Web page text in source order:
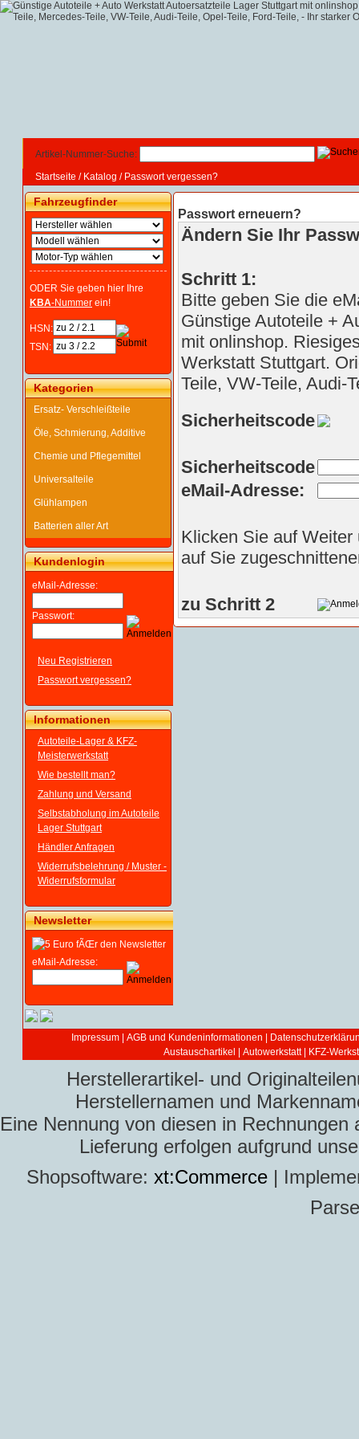
Artikel-Nummer-Suche:
Startseite / Katalog / Passwort vergessen?
Fahrzeugfinder
ODER Sie geben hier Ihre
KBA-Nummer ein!
HSN:
TSN:
Kategorien
Ersatz- Verschleißteile
Öle, Schmierung, Additive
Chemie und Pflegemittel
Universalteile
Glühlampen
Batterien aller Art
Kundenlogin
eMail-Adresse:
Passwort:
Neu Registrieren
Passwort vergessen?
Informationen
Autoteile-Lager & KFZ-
Meisterwerkstatt
Wie bestellt man?
Zahlung und Versand
Selbstabholung im Autoteile
Lager Stuttgart
Händler Anfragen
Widerrufsbelehrung / Muster -
Widerrufsformular
Newsletter
eMail-Adresse:
Passwort erneuern?
Ändern Sie Ihr
Schritt 1:
Bitte geben Sie die
Günstige Autoteile +
mit onlinshop.
Werkstatt Stuttgart.
Teile, VW-Teile, Audi-
Sicherheitscode
Sicherheitscode
eMail-Adresse:
Klicken Sie auf
auf Sie
zu Schritt 2
Impressum AGB und Kundeninformationen
Austauschartikel
Autowerkstatt | KFZ-
Herstellerartikel- und
Herstellernamen und
Eine Nennung von diesen in
Lieferung erfolgen aufgrund
Shopsoftware: xt:Commerce |